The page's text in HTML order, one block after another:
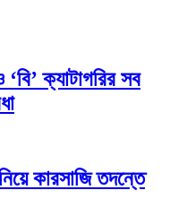
ক্যাটাগরির সব
কারসাজি তদন্তে